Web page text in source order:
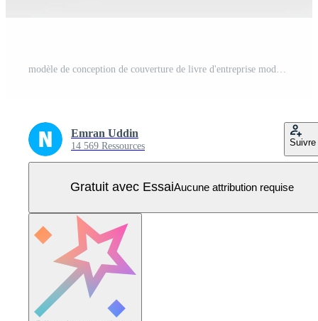
Emran Uddin
14 569 Ressources Suivre
Gratuit avec EssaiAucune attribution requise